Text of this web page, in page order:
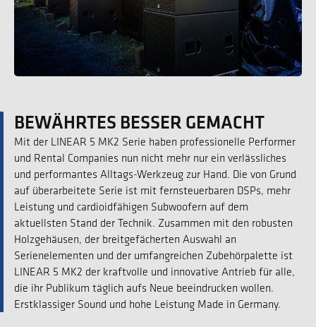
BEWÄHRTES BESSER GEMACHT
Mit der LINEAR 5 MK2 Serie haben professionelle Performer
und Rental Companies nun nicht mehr nur ein verlässliches
und performantes Alltags-Werkzeug zur Hand. Die von Grund
auf überarbeitete Serie ist mit fernsteuerbaren DSPs, mehr
Leistung und cardioidfähigen Subwoofern auf dem
aktuellsten Stand der Technik. Zusammen mit den robusten
Holzgehäusen, der breitgefächerten Auswahl an
Serienelementen und der umfangreichen Zubehörpalette ist
LINEAR 5 MK2 der kraftvolle und innovative Antrieb für alle,
die ihr Publikum täglich aufs Neue beeindrucken wollen.
Erstklassiger Sound und hohe Leistung Made in Germany.